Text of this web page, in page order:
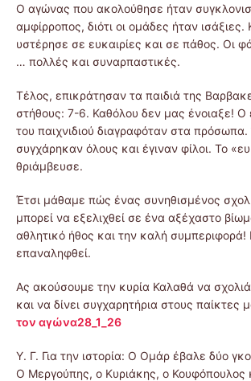
Ο αγώνας που ακολούθησε ήταν
αμφίρροπος, διότι οι ομάδες ήταν
υστέρησε σε ευκαιρίες και σε πάθος. Οι
… πολλές και συναρπαστικές.
Τέλος, επικράτησαν τα παιδιά της
στήθους: 7-6. Καθόλου δεν μας ένοιαξε! Ο
του παιχνιδιού διαγραφόταν στα πρόσωπα.
συγχάρηκαν όλους και έγιναν φίλοι. Το
θριάμβευσε.
Έτσι μάθαμε πώς ένας συνηθισμένος
μπορεί να εξελιχθεί σε ένα αξέχαστο
αθλητικό ήθος και την καλή
επαναληφθεί.
Ας ακούσουμε την κυρία Καλαθά να
και να δίνει συγχαρητήρια στους παίκτες
τον αγώνα28_1_26
Υ. Γ. Για την ιστορία: Ο Ομάρ έβαλε δύο
Ο Μεργούπης, ο Κυριάκης, ο Κουφόπουλος